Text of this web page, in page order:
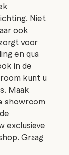
Niet
ook
voor
en qua
in de
kunt u
Maak
showroom
exclusieve
Graag